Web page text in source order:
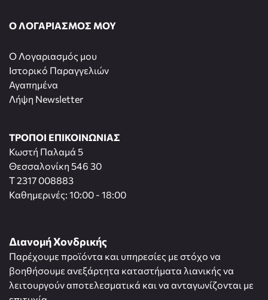
Ο ΛΟΓΑΡΙΑΣΜΟΣ ΜΟΥ
O Λογαριασμός μου
Ιστορικό Παραγγελιών
Αγαπημένα
Λήψη Newsletter
ΤΡΟΠΟΙ ΕΠΙΚΟΙΝΩΝΙΑΣ
Κωστή Παλαμά 5
Θεσσαλονίκη 546 30
T 2317 008883
Καθημερινές: 10:00 - 18:00
Διανομή Χονδρικής
Παρέχουμε προϊόντα και υπηρεσίες με στόχο να
βοηθήσουμε ανεξάρτητα καταστήματα λιανικής να
λειτουργούν αποτελεσματικά και να ανταγωνίζονται με